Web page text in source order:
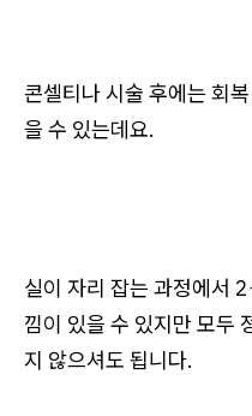
콘셀티나 시술 후에는 회
을 수 있는데요.
실이 자리 잡는 과정에서
낌이 있을 수 있지만 모두
지 않으셔도 됩니다.